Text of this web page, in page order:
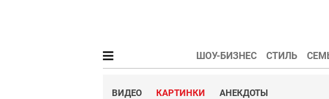
ШОУ-БИЗНЕС СТИЛЬ
ВИДЕО КАРТИНКИ АНЕКДОТЫ